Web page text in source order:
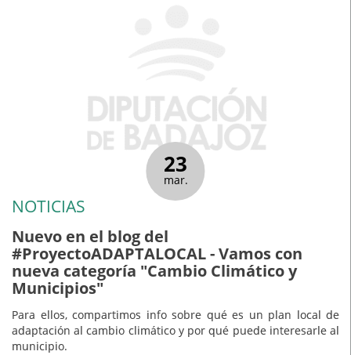
23
mar.
NOTICIAS
Nuevo en el blog del
#ProyectoADAPTALOCAL - Vamos con
nueva categoría "Cambio Climático y
Municipios"
Para ellos, compartimos info sobre qué es un plan local de
adaptación al cambio climático y por qué puede interesarle al
municipio.